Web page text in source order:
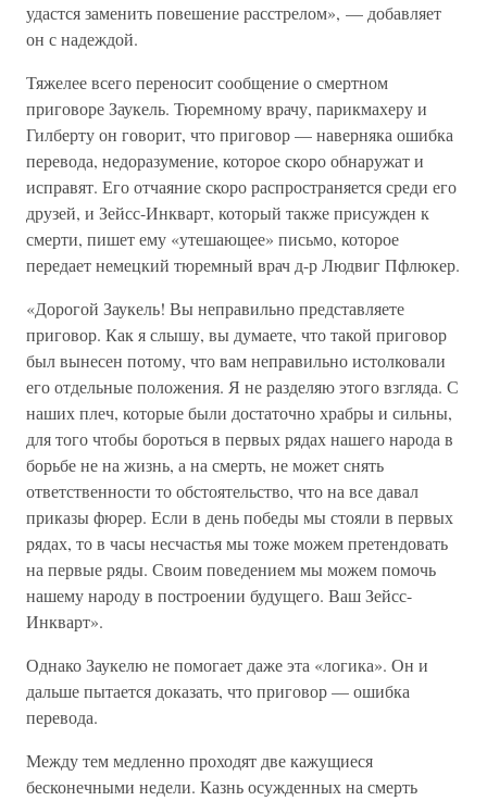
удастся заменить повешение расстрелом», — добавляет
он с надеждой.
Тяжелее всего переносит сообщение о смертном
приговоре Заукель. Тюремному врачу, парикмахеру и
Гилберту он говорит, что приговор — наверняка ошибка
перевода, недоразумение, которое скоро обнаружат и
исправят. Его отчаяние скоро распространяется среди его
друзей, и Зейсс-Инкварт, который также присужден к
смерти, пишет ему «утешающее» письмо, которое
передает немецкий тюремный врач д-р Людвиг Пфлюкер.
«Дорогой Заукель! Вы неправильно представляете
приговор. Как я слышу, вы думаете, что такой приговор
был вынесен потому, что вам неправильно истолковали
его отдельные положения. Я не разделяю этого взгляда. С
наших плеч, которые были достаточно храбры и сильны,
для того чтобы бороться в первых рядах нашего народа в
борьбе не на жизнь, а на смерть, не может снять
ответственности то обстоятельство, что на все давал
приказы фюрер. Если в день победы мы стояли в первых
рядах, то в часы несчастья мы тоже можем претендовать
на первые ряды. Своим поведением мы можем помочь
нашему народу в построении будущего. Ваш Зейсс-
Инкварт».
Однако Заукелю не помогает даже эта «логика». Он и
дальше пытается доказать, что приговор — ошибка
перевода.
Между тем медленно проходят две кажущиеся
бесконечными недели. Казнь осужденных на смерть